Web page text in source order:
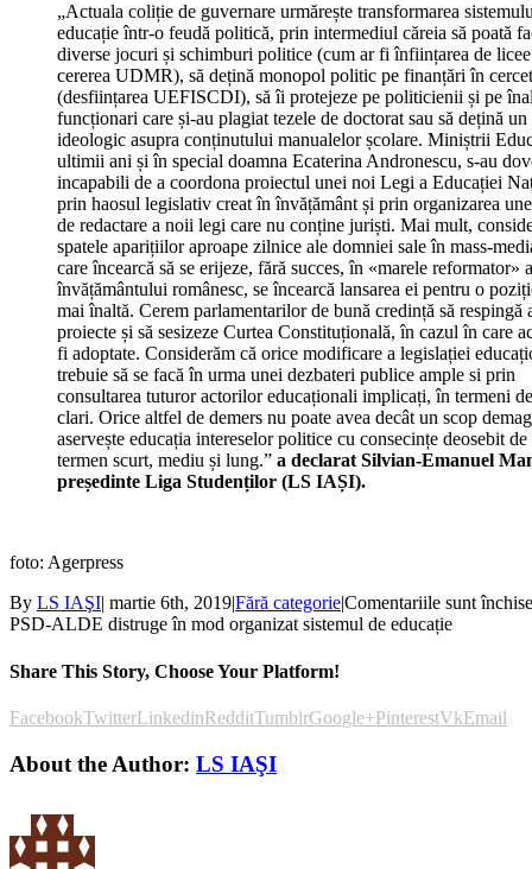
„Actuala coliție de guvernare urmărește transformarea
educație într-o feudă politică, prin intermediul căreia să poată
diverse jocuri și schimburi politice (cum ar fi înființarea de
cererea UDMR), să dețină monopol politic pe finanțări în
(desființarea UEFISCDI), să îi protejeze pe politicienii și pe
funcționari care și-au plagiat tezele de doctorat sau să dețină
ideologic asupra conținutului manualelor școlare. Miniștrii
ultimii ani și în special doamna Ecaterina Andronescu, s-au
incapabili de a coordona proiectul unei noi Legi a Educației
prin haosul legislativ creat în învățământ și prin organizarea
de redactare a noii legi care nu conține juriști. Mai mult,
spatele aparițiilor aproape zilnice ale domniei sale în mass-
care încearcă să se erijeze, fără succes, în «marele reformator»
învățământului românesc, se încearcă lansarea ei pentru o
mai înaltă. Cerem parlamentarilor de bună credință să respingă
proiecte și să sesizeze Curtea Constituțională, în cazul în care
fi adoptate. Considerăm că orice modificare a legislației
trebuie să se facă în urma unei dezbateri publice ample si prin
consultarea tuturor actorilor educaționali implicați, în termeni
clari. Orice altfel de demers nu poate avea decât un scop
aservește educația intereselor politice cu consecințe deosebit
termen scurt, mediu și lung.” a declarat Silvian-Emanuel
președinte Liga Studenților (LS IAȘI).
foto: Agerpress
By LS IAŞI| martie 6th, 2019|Fără categorie|Comentariile sunt închise
PSD-ALDE distruge în mod organizat sistemul de educație
Share This Story, Choose Your Platform!
FacebookTwitterLinkedinRedditTumblrGoogle+PinterestVkEmail
About the Author: LS IAŞI